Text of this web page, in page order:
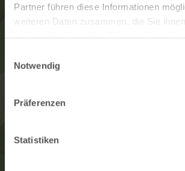
Partner führen diese Informationen
weiteren Daten zusammen, die Sie
Notwendig
Präferenzen
Statistiken